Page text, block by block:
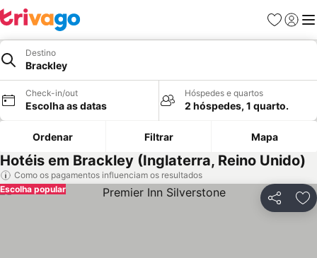
Favoritos
Iniciar
Destino
Brackley
Check-in/out
Escolha as datas
Hóspedes e quartos
2 hóspedes, 1 quarto.
Ordenar Filtrar Mapa
Hotéis em Brackley (Inglaterra, Reino Unido)
Como os pagamentos influenciam os resultados
Partilhar
Escolha popular